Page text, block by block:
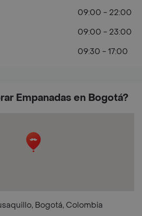
Empanadas en Bogotá?
Bogotá, Colombia
09:00 - 22:00
09:00 - 23:00
09:30 - 17:00